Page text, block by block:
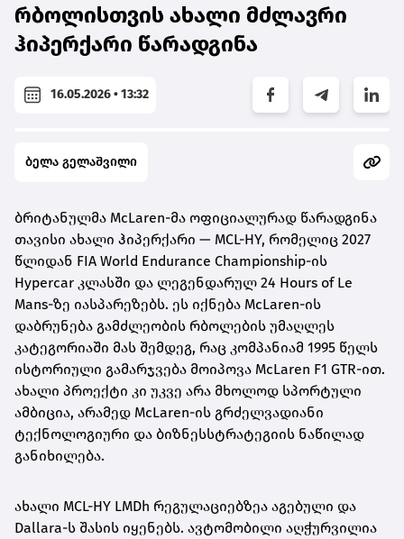
რბოლისთვის ახალი მძლავრი
ჰიპერქარი წარადგინა
16.05.2026 • 13:32
ბელა გელაშვილი
ბრიტანულმა McLaren-მა ოფიციალურად წარადგინა
თავისი ახალი ჰიპერქარი — MCL-HY, რომელიც 2027
წლიდან FIA World Endurance Championship-ის
Hypercar კლასში და ლეგენდარულ 24 Hours of Le
Mans-ზე იასპარეზებს. ეს იქნება McLaren-ის
დაბრუნება გამძლეობის რბოლების უმაღლეს
კატეგორიაში მას შემდეგ, რაც კომპანიამ 1995 წელს
ისტორიული გამარჯვება მოიპოვა McLaren F1 GTR-ით.
ახალი პროექტი კი უკვე არა მხოლოდ სპორტული
ამბიცია, არამედ McLaren-ის გრძელვადიანი
ტექნოლოგიური და ბიზნესსტრატეგიის ნაწილად
განიხილება.
ახალი MCL-HY LMDh რეგულაციებზეა აგებული და
Dallara-ს შასის იყენებს. ავტომობილი აღჭურვილია